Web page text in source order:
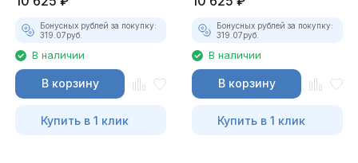
Бонусных рублей за покупку:
319.07руб.
В наличии
В корзину
Купить в 1 клик
Бонусных рублей за покупку:
319.07руб.
В наличии
В корзину
Купить в 1 клик